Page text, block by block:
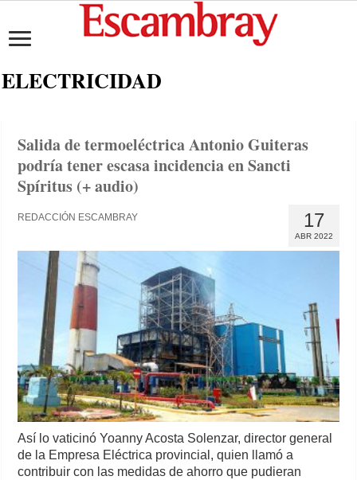
ELECTRICIDAD
Salida de termoeléctrica Antonio Guiteras
podría tener escasa incidencia en Sancti
Spíritus (+ audio)
17
ABR 2022
REDACCIÓN ESCAMBRAY
Así lo vaticinó Yoanny Acosta Solenzar, director general
de la Empresa Eléctrica provincial, quien llamó a
contribuir con las medidas de ahorro que pudieran